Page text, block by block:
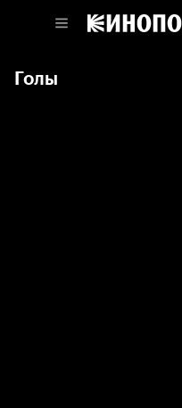
Голы